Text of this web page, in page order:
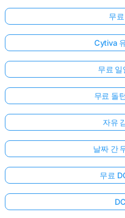
무
Cytiva
무료 일
무료 돌
자유
날짜 간
무료